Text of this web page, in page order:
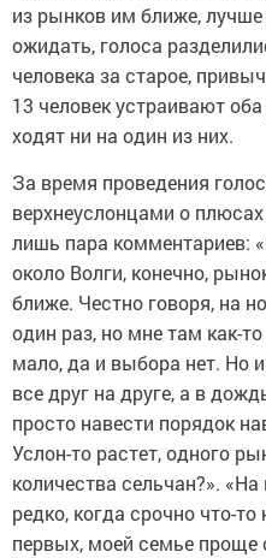
из рынков им ближе,
ожидать, голоса
человека за старое,
13 человек устраивают
ходят ни на один из них.
За время проведения
верхнеуслонцами о
лишь пара комментариев:
около Волги, конечно,
ближе. Честно говоря, на
один раз, но мне там как-
мало, да и выбора нет. Но
все друг на друге, а в
просто навести порядок
Услон-то растет, одного
количества сельчан?».
редко, когда срочно что-
первых, моей семье проще